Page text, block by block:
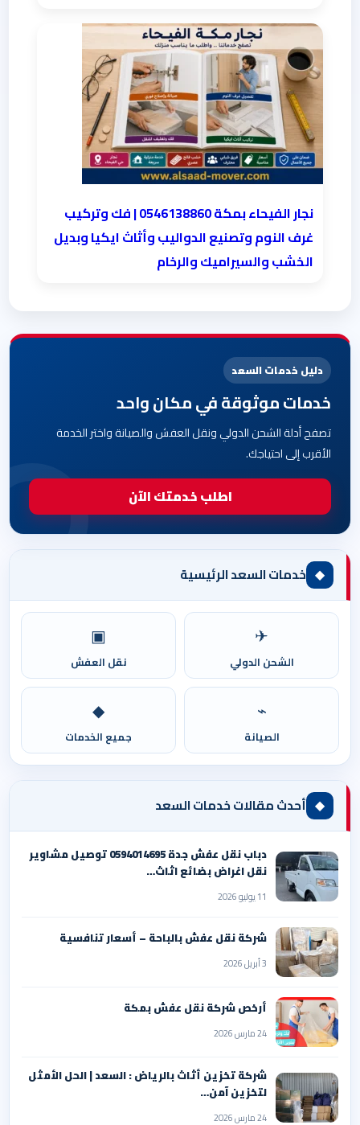
نجار الفيحاء بمكة 0546138860⁩ | فك وتركيب
غرف النوم وتصنيع الدواليب وأثاث ايكيا وبديل
الخشب والسيراميك والرخام
دليل خدمات السعد
خدمات موثوقة في مكان واحد
تصفح أدلة الشحن الدولي ونقل العفش والصيانة واختر الخدمة
الأقرب إلى احتياجك.
اطلب خدمتك الآن
◆ خدمات السعد الرئيسية
✈
الشحن الدولي
▣
نقل العفش
⌁
الصيانة
◆
جميع الخدمات
◆ أحدث مقالات خدمات السعد
دباب نقل عفش جدة 0594014695 توصيل مشاوير
نقل اغراض بضائع اثاث…
11 يوليو 2026
شركة نقل عفش بالباحة – أسعار تنافسية
3 أبريل 2026
أرخص شركة نقل عفش بمكة
24 مارس 2026
شركة تخزين أثاث بالرياض : السعد | الحل الأمثل
لتخزين آمن…
24 مارس 2026